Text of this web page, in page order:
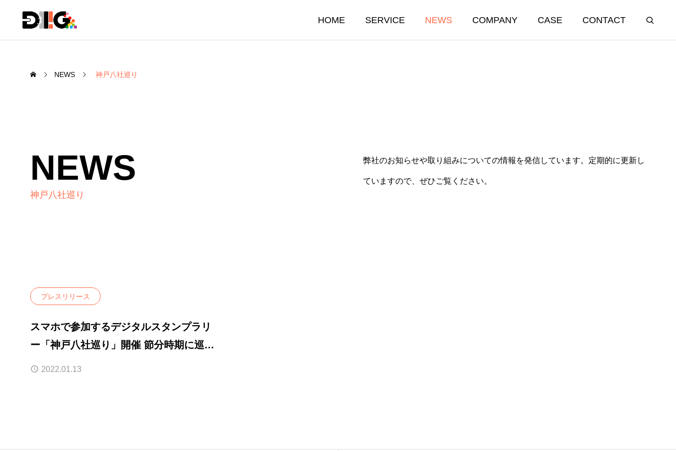
HOME SERVICE NEWS COMPANY CASE CONTACT
NEWS 神戸八社巡り
NEWS
神戸八社巡り
弊社のお知らせや取り組みについての情報を発信しています。定期的に更新し
ていますので、ぜひご覧ください。
プレスリリース
スマホで参加するデジタルスタンプラリ
ー「神戸八社巡り」開催 節分時期に巡拝
して厄除け祈願
2022.01.13